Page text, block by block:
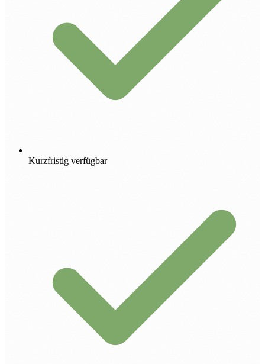
Kurzfristig verfügbar